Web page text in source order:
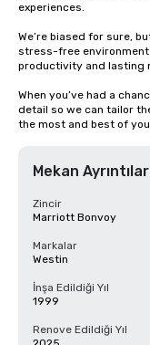
experiences.
We’re biased for sure,
stress-free
productivity and lasting
When you’ve had a
detail so we can tailor
the most and best of
Mekan
Zincir
Marriott Bonvoy
Markalar
Westin
İnşa Edildiği Yıl
1999
Renove Edildiği Yıl